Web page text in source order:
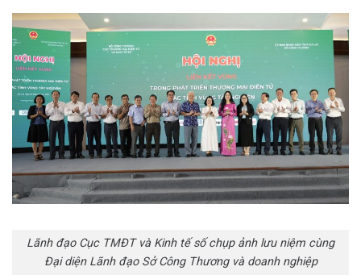
Lãnh đạo Cục TMĐT và Kinh tế số chụp ảnh lưu niệm cùng
Đại diện Lãnh đạo Sở Công Thương và doanh nghiệp